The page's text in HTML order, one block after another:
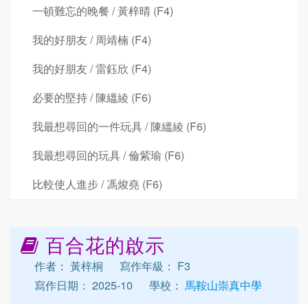
一頓難忘的晚餐 / 黃梓晴 (F4)
我的好朋友 / 周靖楠 (F4)
我的好朋友 / 雷鈺欣 (F4)
必要的堅持 / 陳縕綾 (F6)
我最想尋回的一件玩具 / 陳縕綾 (F6)
我最想尋回的玩具 / 倫紫瑜 (F6)
比較使人進步 / 馮焌堯 (F6)
百合花的啟示
作者： 黃梓桐
寫作年級： F3
寫作日期： 2025-10
學校： 馬鞍山崇真中學